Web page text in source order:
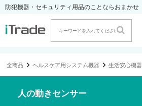
防犯機器・セキュリティ用品のことならおまかせ
全商品 ヘルスケア用システム機器 生活安心機器
人の動きセンサー